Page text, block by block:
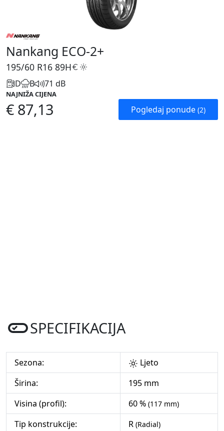
Nankang ECO-2+
195/60 R16 89H
D B 71 dB
NAJNIŽA CIJENA
€ 87,13 Pogledaj ponude (2)
SPECIFIKACIJA
Sezona:
Ljeto
Širina:
195 mm
Visina (profil):
60 % (117 mm)
Tip konstrukcije: R (Radial)